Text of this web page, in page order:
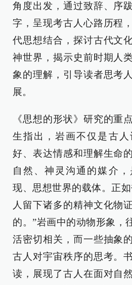
角度出发，通过致辞、序
字，呈现考古人心路历程
代思想结合，探讨古代文
神世界，揭示史前时期人
象的理解，引导读者思考
展。
《思想的形状》研究的重
生指出，岩画不仅是古
好、表达情感和理解生命
自然、神灵沟通的媒介
现、思想世界的载体。正
人留下诸多的精神文化物
的。”岩画中的动物形象，
活密切相关，而一些抽象
古人对宇宙秩序的思考。
读，展现了古人在面对自